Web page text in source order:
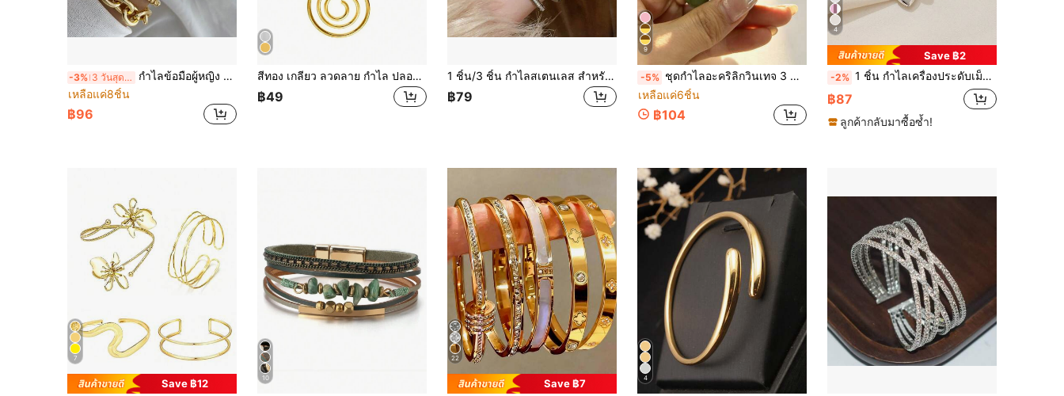
-3% 3 วันสุดท้าย
กำไลข้อมือผู้หญิง 6 ชิ้น สไตล์ยุโรปและอเมริกัน ขายดี ปากกว้าง ดีไซน์เฉพาะตัว ทรงโอเวอร์ไซส์ ผิวขัดเงา
เหลือแค่8ชิ้น
฿96
สีทอง เกลียว ลวดลาย กำไล ปลอกแขน แขน เครื่องประดับ เมทัลลิค กำไลแขน แขน สร้อยข้อมือ แขน กำไล สำหรับ ผู้หญิง สวมใส่ทุกวัน
฿49
1 ชิ้น/3 ชิ้น กำไลสเตนเลส สำหรับผู้ชายและผู้หญิง สี่ฤดูกาล ดีไซน์ส่วนตัว เพชรพลอยรูปหัวใจ เครื่องประดับ อุปกรณ์เสริม ของขวัญ เครื่องประดับทอง เงิน เครื่องประดับสำหรับสตรี กำไลข้อมือ อุปกรณ์เสริม เครื่องประดับเหล็กกล้าไร้สนิม กำไลข้อมือสำหรับสตรี เครื่องประดับสไตล์ตะวันตก
฿79
9
-5% ชุดกำไลอะคริลิกวินเทจ 3 ชิ้น ดีไซน์ทรงกระบอกแฟชั่น สำหรับผู้หญิง อุปกรณ์เสริมแฟชั่น วัสดุอะคริลิก แบบไม่มีฝังลาย เหมาะสำหรับใส่ลำลองประจำวัน ใส่ได้ตลอดทั้งปี ใช้ได้ทุกวัน งานปาร์ตี้ และโอกาสท่องเที่ยว
เหลือแค่6ชิ้น
฿104
4
Save ฿2
-2% 1 ชิ้น กำไลเครื่องประดับเม็ดสีชมพูรูปวินเทจสไตล์ Y2K พร้อมจี้ห้อยลูกปัดกลมสีหยดน้ำและจี้รูปหัวใจหยดน้ำมัน สำหรับเพื่อนผู้หญิงและเด็กหญิง วาเลนไทน์ แม่ วันแม่ ของขวัญ
฿87
ลูกค้ากลับมาซื้อซ้ำ!
7
Save ฿12 10
22
Save ฿7 4